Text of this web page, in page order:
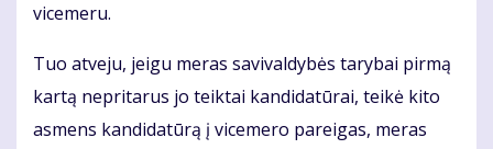
vicemeru.
Tuo atveju, jeigu meras savivaldybės tarybai pirmą
kartą nepritarus jo teiktai kandidatūrai, teikė kito
asmens kandidatūrą į vicemero pareigas, meras